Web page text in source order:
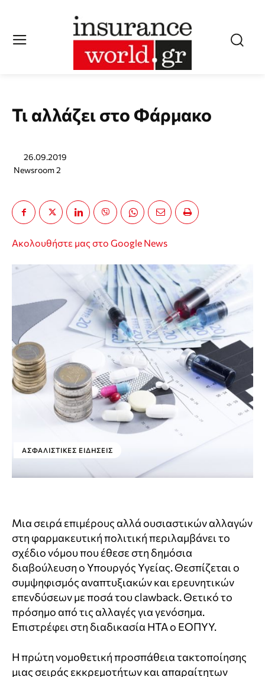
Τι αλλάζει στο Φάρμακο
26.09.2019
Newsroom 2
Ακολουθήστε μας στο Google News
ΑΣΦΑΛΙΣΤΙΚΕΣ ΕΙΔΗΣΕΙΣ
Μια σειρά επιμέρους αλλά ουσιαστικών αλλαγών
στη φαρμακευτική πολιτική περιλαμβάνει το
σχέδιο νόμου που έθεσε στη δημόσια
διαβούλευση ο Υπουργός Υγείας. Θεσπίζεται ο
συμψηφισμός αναπτυξιακών και ερευνητικών
επενδύσεων με ποσά του clawback. Θετικό το
πρόσημο από τις αλλαγές για γενόσημα.
Επιστρέφει στη διαδικασία HTA ο ΕΟΠΥΥ.
Η πρώτη νομοθετική προσπάθεια τακτοποίησης
μιας σειράς εκκρεμοτήτων και απαραίτητων